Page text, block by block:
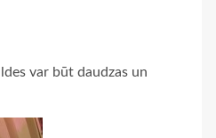
var būt daudzas un